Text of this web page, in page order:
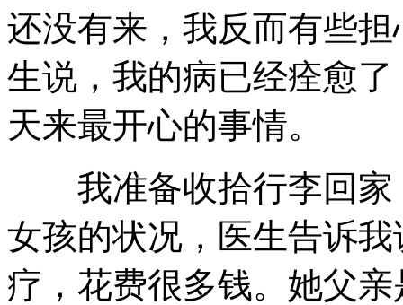
还没有来，我反而有些
生说，我的病已经痊愈
天来最开心的事情。
我准备收拾行李回家
女孩的状况，医生告诉
疗，花费很多钱。她父